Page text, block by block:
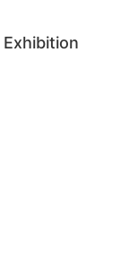
Exhibition